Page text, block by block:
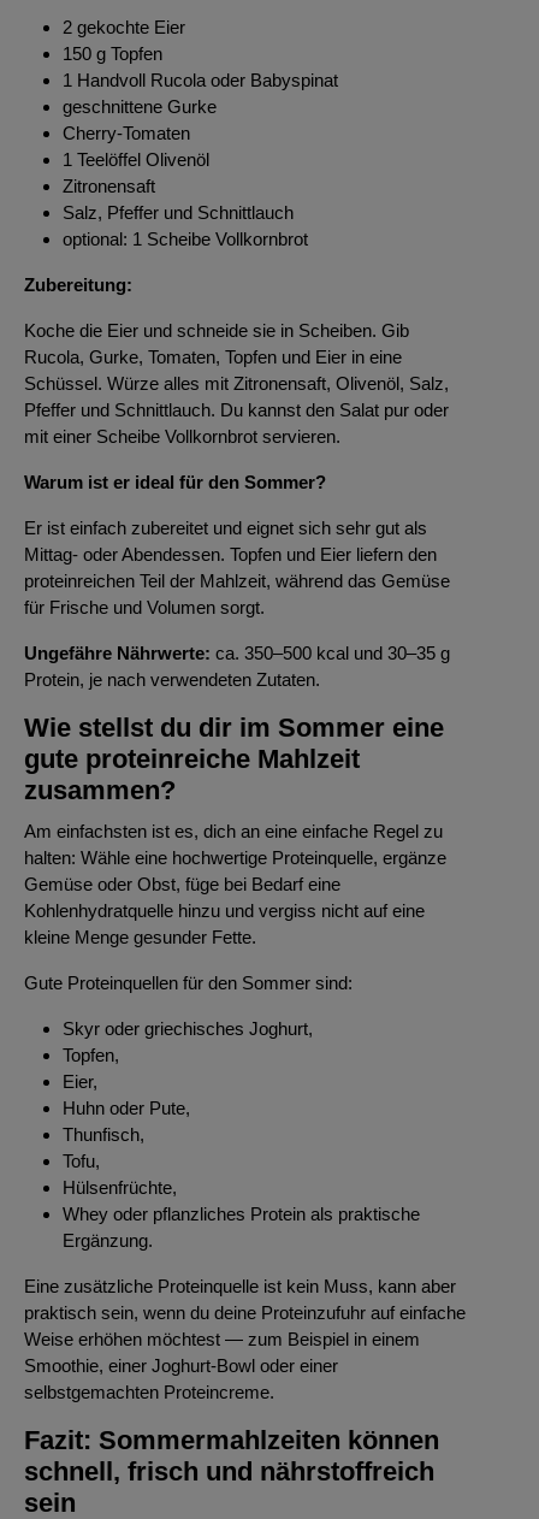
2 gekochte Eier
150 g Topfen
1 Handvoll Rucola oder Babyspinat
geschnittene Gurke
Cherry-Tomaten
1 Teelöffel Olivenöl
Zitronensaft
Salz, Pfeffer und Schnittlauch
optional: 1 Scheibe Vollkornbrot
Zubereitung:
Koche die Eier und schneide sie in Scheiben. Gib
Rucola, Gurke, Tomaten, Topfen und Eier in eine
Schüssel. Würze alles mit Zitronensaft, Olivenöl, Salz,
Pfeffer und Schnittlauch. Du kannst den Salat pur oder
mit einer Scheibe Vollkornbrot servieren.
Warum ist er ideal für den Sommer?
Er ist einfach zubereitet und eignet sich sehr gut als
Mittag- oder Abendessen. Topfen und Eier liefern den
proteinreichen Teil der Mahlzeit, während das Gemüse
für Frische und Volumen sorgt.
Ungefähre Nährwerte: ca. 350–500 kcal und 30–35 g
Protein, je nach verwendeten Zutaten.
Wie stellst du dir im Sommer eine
gute proteinreiche Mahlzeit
zusammen?
Am einfachsten ist es, dich an eine einfache Regel zu
halten: Wähle eine hochwertige Proteinquelle, ergänze
Gemüse oder Obst, füge bei Bedarf eine
Kohlenhydratquelle hinzu und vergiss nicht auf eine
kleine Menge gesunder Fette.
Gute Proteinquellen für den Sommer sind:
Skyr oder griechisches Joghurt,
Topfen,
Eier,
Huhn oder Pute,
Thunfisch,
Tofu,
Hülsenfrüchte,
Whey oder pflanzliches Protein als praktische
Ergänzung.
Eine zusätzliche Proteinquelle ist kein Muss, kann aber
praktisch sein, wenn du deine Proteinzufuhr auf einfache
Weise erhöhen möchtest — zum Beispiel in einem
Smoothie, einer Joghurt-Bowl oder einer
selbstgemachten Proteincreme.
Fazit: Sommermahlzeiten können
schnell, frisch und nährstoffreich
sein